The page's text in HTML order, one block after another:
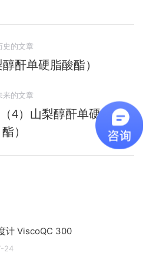
史的文章
历
的
文
章：
酐单硬脂酸酯）
来的文章
未
来
的
4）山梨醇酐单硬脂酸
酯）
计 ViscoQC 300
24